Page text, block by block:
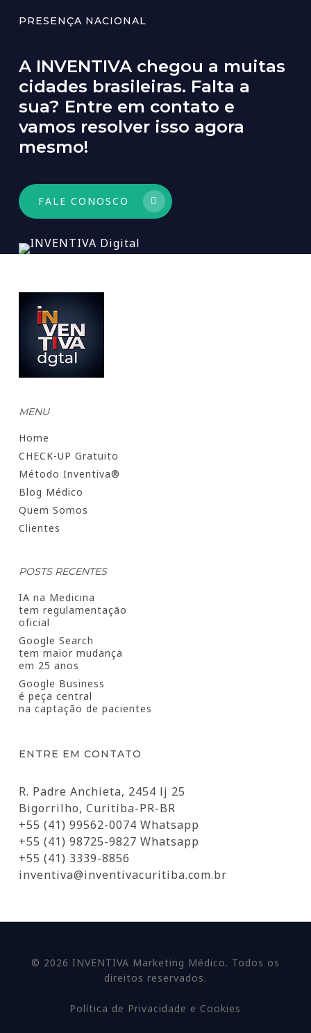
PRESENÇA NACIONAL
A INVENTIVA chegou a muitas
cidades brasileiras. Falta a
sua? Entre em contato e
vamos resolver isso agora
mesmo!
FALE CONOSCO
MENU
Home
CHECK-UP Gratuito
Método Inventiva®
Blog Médico
Quem Somos
Clientes
POSTS RECENTES
IA na Medicina
tem regulamentação
oficial
Google Search
tem maior mudança
em 25 anos
Google Business
é peça central
na captação de pacientes
ENTRE EM CONTATO
R. Padre Anchieta, 2454 lj 25
Bigorrilho, Curitiba-PR-BR
+55 (41) 99562-0074 Whatsapp
+55 (41) 98725-9827 Whatsapp
+55 (41) 3339-8856
inventiva@inventivacuritiba.com.br
© 2026 INVENTIVA Marketing Médico. Todos os
direitos reservados.
Política de Privacidade e Cookies